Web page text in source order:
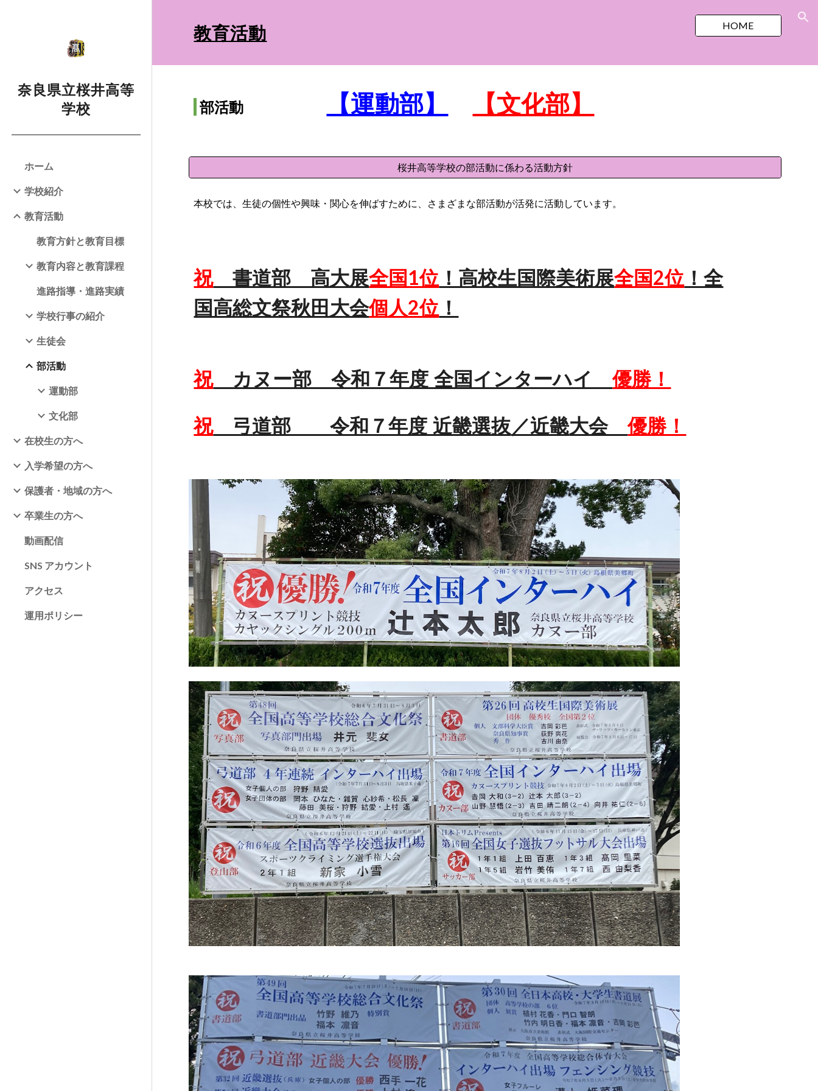
Skip to main content
奈良県立桜井高等
学校
ホーム
学校紹介
教育活動
教育方針と教育目標
教育内容と教育課程
進路指導・進路実績
学校行事の紹介
生徒会
部活動
運動部
文化部
在校生の方へ
入学希望の方へ
保護者・地域の方へ
卒業生の方へ
動画配信
SNS アカウント
アクセス
運用ポリシー
教育活動 HOME
部活動 【運動部】 【文化部】
桜井高等学校の部活動に係わる活動方針
本校では、生徒の個性や興味・関心を伸ばすために、さまざまな部活動が活発に活動しています。
祝書道部 高大展全国1位 ！高校生国際美術展全国2位 ！全
国高総文祭秋田大会個人2位 ！
祝カヌー部 令和７年度 全国インターハイ優勝！
祝弓道部 令和７年度 近畿選抜／近畿大会優勝！